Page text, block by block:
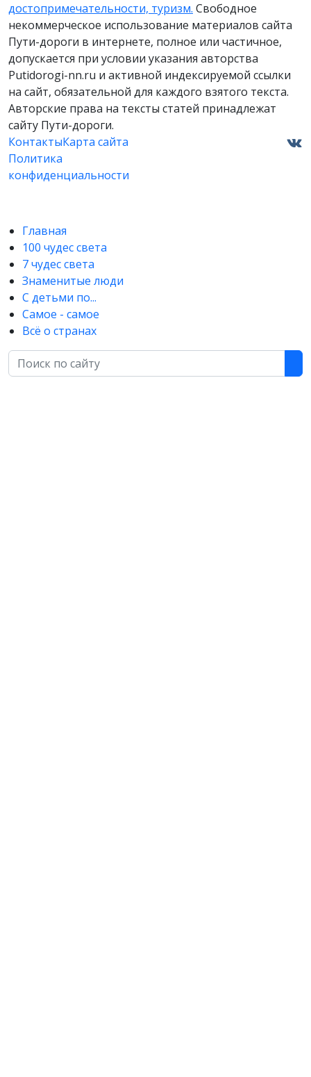
достопримечательности, туризм. Свободное
некоммерческое использование материалов сайта
Пути-дороги в интернете, полное или частичное,
допускается при условии указания авторства
Putidorogi-nn.ru и активной индексируемой ссылки
на сайт, обязательной для каждого взятого текста.
Авторские права на тексты статей принадлежат
сайту Пути-дороги.
КонтактыКарта сайта
Политика
конфиденциальности
Главная
100 чудес света
7 чудес света
Знаменитые люди
С детьми по...
Самое - самое
Всё о странах
Поиск